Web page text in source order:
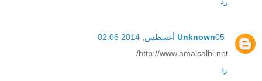
Unknown05 أغسطس, 2014 02:06
http://www.amalsalhi.net/
رد